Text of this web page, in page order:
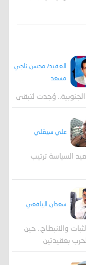
العقيد/ محسن ناجي
مسعد
الجنوبية.. وُجدت لتبقى
علي سيقلي
السياسة ترتيب
سعدان اليافعي
والانبطاح.. حين
بعقيدتين